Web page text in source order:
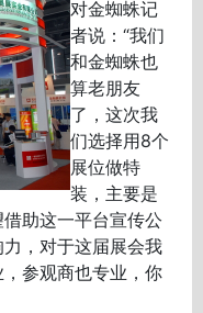
对金蜘蛛记
者说：“我们
和金蜘蛛也
算老朋友
了，这次我
们选择用8个
展位做特
装，主要是
助这一平台宣传公
，对于这届展会我
参观商也专业，你